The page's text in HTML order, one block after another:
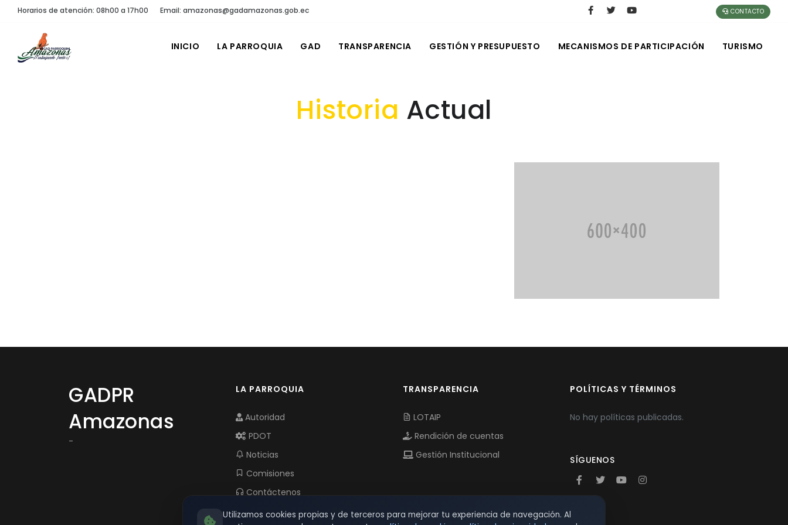
Horarios de atención: 08h00 a 17h00 Email: amazonas@gadamazonas.gob.ec CONTACTO
INICIO LA PARROQUIA GAD TRANSPARENCIA GESTIÓN Y PRESUPUESTO MECANISMOS DE PARTICIPACIÓN TURISMO
Historia Actual
GADPR
Amazonas
-
LA PARROQUIA
Autoridad
PDOT
Noticias
Comisiones
Contáctenos
TRANSPARENCIA
LOTAIP
Rendición de cuentas
Gestión Institucional
POLÍTICAS Y TÉRMINOS
No hay políticas publicadas.
SÍGUENOS
Utilizamos cookies propias y de terceros para mejorar tu experiencia de navegación. Al